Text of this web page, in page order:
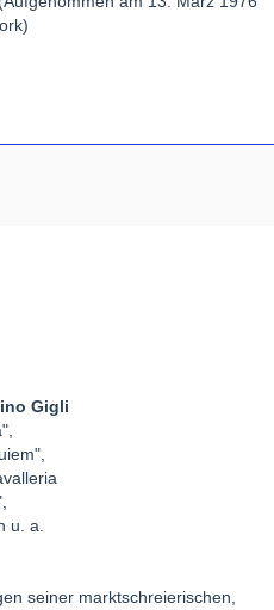
Gigli
u. a.
seiner marktschreierischen,